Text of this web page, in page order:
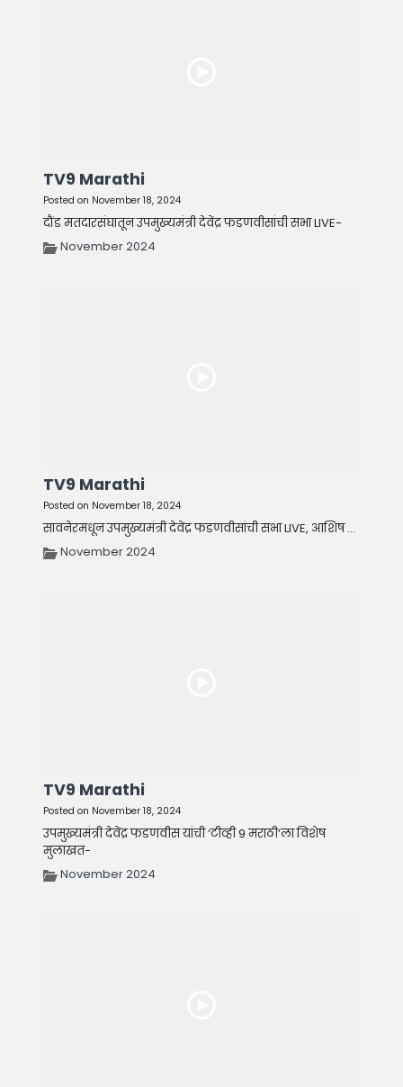
TV9 Marathi
Posted on November 18, 2024
दौंड मतदारसंघातून उपमुख्यमंत्री देवेंद्र फडणवीसांची सभा LIVE-
November 2024
TV9 Marathi
Posted on November 18, 2024
सावनेरमधून उपमुख्यमंत्री देवेंद्र फडणवीसांची सभा LIVE, आशिष ...
November 2024
TV9 Marathi
Posted on November 18, 2024
उपमुख्यमंत्री देवेंद्र फडणवीस यांची ‘टीव्ही 9 मराठी’ला विशेष
मुलाखत-
November 2024